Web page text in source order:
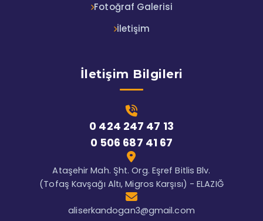
Fotoğraf Galerisi
İletişim
İletişim Bilgileri
0 424 247 47 13
0 506 687 41 67
Ataşehir Mah. Şht. Org. Eşref Bitlis Blv.
(Tofaş Kavşağı Altı, Migros Karşısı) - ELAZIĞ
aliserkandogan3@gmail.com